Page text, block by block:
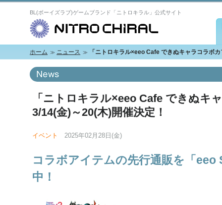
BL(ボーイズラブ)ゲームブランド「ニトロキラル」公式サイト
ホーム ニュース 「ニトロキラル×eeo Cafe できぬキャラコラボ
「ニトロキラル×eeo Cafe できぬキ
3/14(金)～20(木)開催決定！
イベント 2025年02月28日(金)
コラボアイテムの先行通販を「
中！